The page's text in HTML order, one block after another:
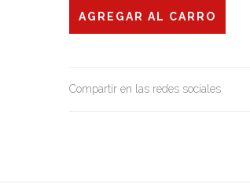
Compartir en las redes sociales